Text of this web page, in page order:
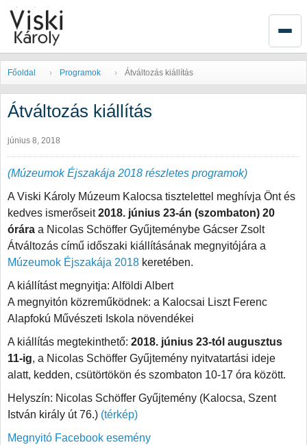
Főoldal Programok Átváltozás kiállítás
Átváltozás kiállítás
június 8, 2018
(Múzeumok Éjszakája 2018 részletes programok)
A Viski Károly Múzeum Kalocsa tisztelettel meghívja Önt és
kedves ismerőseit2018. június 23-án (szombaton) 20
órára a Nicolas Schöffer Gyűjteménybe Gácser Zsolt
Átváltozás című időszaki kiállításának megnyitójára a
Múzeumok Éjszakája 2018 keretében.
A kiállítást megnyitja: Alföldi Albert
A megnyitón közreműködnek: a Kalocsai Liszt Ferenc
Alapfokú Művészeti Iskola növendékei
A kiállítás megtekinthető: 2018. június 23-tól augusztus
11-ig, a Nicolas Schöffer Gyűjtemény nyitvatartási ideje
alatt, kedden, csütörtökön és szombaton 10-17 óra között.
Helyszín: Nicolas Schöffer Gyűjtemény (Kalocsa, Szent
István király út 76.) (térkép)
Megnyitó Facebook esemény